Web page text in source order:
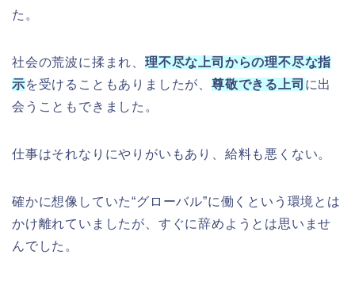
た。
社会の荒波に揉まれ、 理不尽な上司からの理不尽な指
示を受けることもありましたが、尊敬できる上司 に出
会うこともできました。
仕事はそれなりにやりがいもあり、給料も悪くない。
確かに想像していた“グローバル”に働くという環境とは
かけ離れていましたが、すぐに辞めようとは思いませ
んでした。